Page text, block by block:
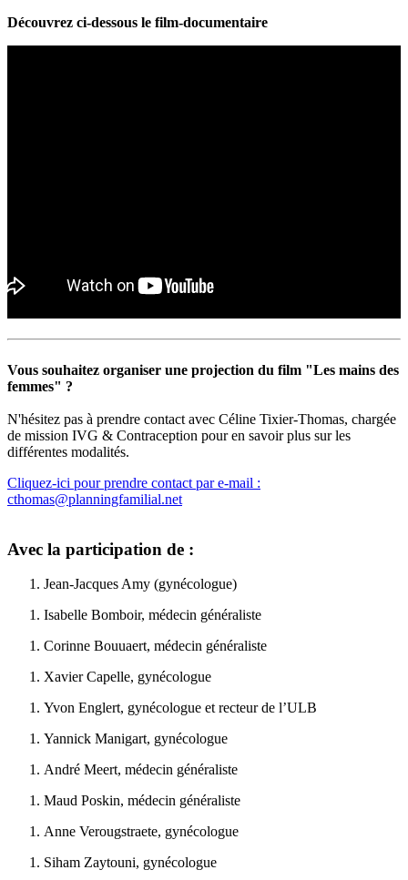
Découvrez ci-dessous le film-documentaire
Vous souhaitez organiser une projection du film "Les mains des
femmes" ?
N'hésitez pas à prendre contact avec Céline Tixier-Thomas, chargée
de mission IVG & Contraception pour en savoir plus sur les
différentes modalités.
Cliquez-ici pour prendre contact par e-mail :
cthomas@planningfamilial.net
Avec la participation de :
Jean-Jacques Amy (gynécologue)
Isabelle Bomboir, médecin généraliste
Corinne Bouuaert, médecin généraliste
Xavier Capelle, gynécologue
Yvon Englert, gynécologue et recteur de l’ULB
Yannick Manigart, gynécologue
André Meert, médecin généraliste
Maud Poskin, médecin généraliste
Anne Verougstraete, gynécologue
Siham Zaytouni, gynécologue